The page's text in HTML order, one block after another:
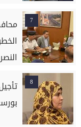
7
8